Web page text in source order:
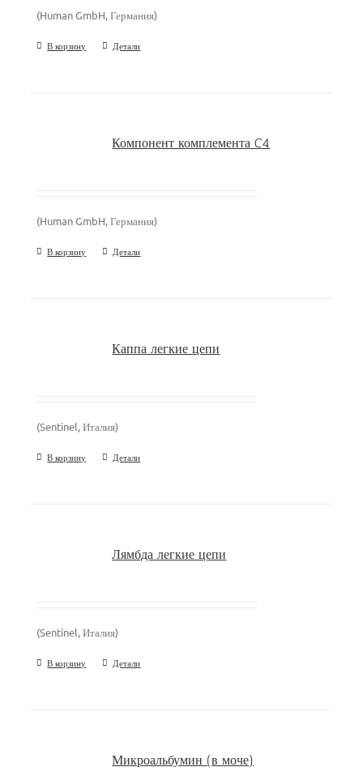
(Human GmbH, Германия)
В корзину Детали
Компонент комплемента C4
(Human GmbH, Германия)
В корзину Детали
Каппа легкие цепи
(Sentinel, Италия)
В корзину Детали
Лямбда легкие цепи
(Sentinel, Италия)
В корзину Детали
Микроальбумин (в моче)